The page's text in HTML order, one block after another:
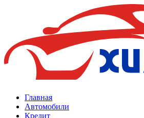
Главная
Автомобили
Кредит